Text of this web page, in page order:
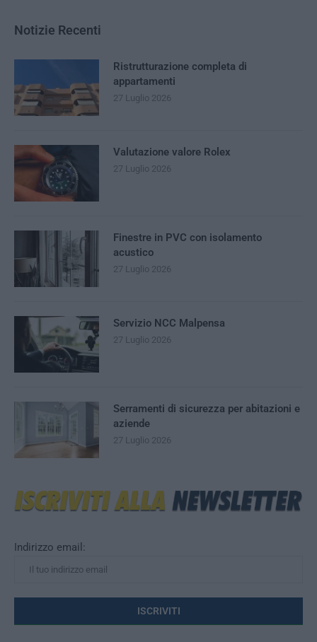
Indirizzo email:
Notizie Recenti
Ristrutturazione completa di
appartamenti
27 Luglio 2026
Valutazione valore Rolex
27 Luglio 2026
Finestre in PVC con isolamento
acustico
27 Luglio 2026
Servizio NCC Malpensa
27 Luglio 2026
Serramenti di sicurezza per abitazioni e
aziende
27 Luglio 2026